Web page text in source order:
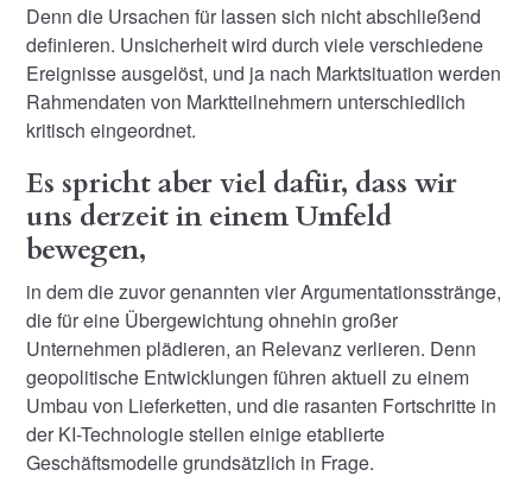
Denn die Ursachen für lassen sich nicht abschließend
definieren. Unsicherheit wird durch viele verschiedene
Ereignisse ausgelöst, und ja nach Marktsituation werden
Rahmendaten von Marktteilnehmern unterschiedlich
kritisch eingeordnet.
Es spricht aber viel dafür, dass wir
uns derzeit in einem Umfeld
bewegen,
in dem die zuvor genannten vier Argumentationsstränge,
die für eine Übergewichtung ohnehin großer
Unternehmen plädieren, an Relevanz verlieren. Denn
geopolitische Entwicklungen führen aktuell zu einem
Umbau von Lieferketten, und die rasanten Fortschritte in
der KI-Technologie stellen einige etablierte
Geschäftsmodelle grundsätzlich in Frage.